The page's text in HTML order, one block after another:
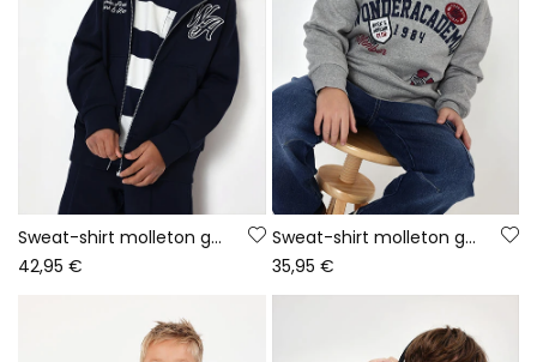
Sweat-shirt molleton garçon bleu marine à capuche
42,95 €
Sweat-shirt molleton garçon gris chiné imprimé
35,95 €